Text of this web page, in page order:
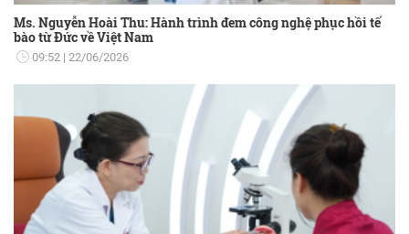
Ms. Nguyễn Hoài Thu: Hành trình đem công nghệ phục hồi tế
bào từ Đức về Việt Nam
09:52 22/06/2026